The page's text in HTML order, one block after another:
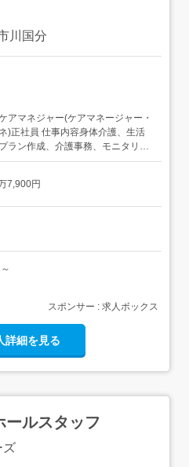
川国分
アマネジャー(ケアマネージャー・
)正社員 仕事内容身体介護、生活
ラン作成、介護事務、モニタリン
<給与>月給296,640〜317,900円<
修修了者手当:0〜1,720円確定拠
7,900円
～
スポンサー : 求人ボックス
詳細を見る
ールスタッフ
ズ